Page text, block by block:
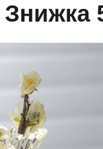
Знижка